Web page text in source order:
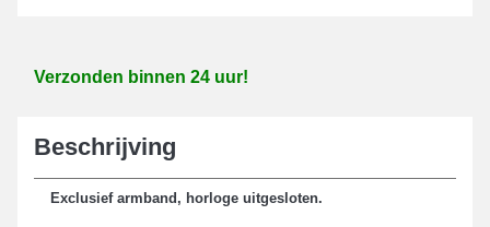
Verzonden binnen 24 uur!
Beschrijving
Exclusief armband, horloge uitgesloten.